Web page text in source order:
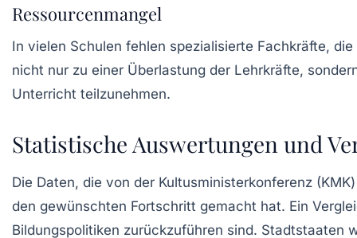
Ressourcenmangel
In vielen Schulen fehlen spezialisierte Fachkräfte,
nicht nur zu einer Überlastung der Lehrkräfte,
Unterricht teilzunehmen.
Statistische Auswertungen und
Die Daten, die von der Kultusministerkonferenz
den gewünschten Fortschritt gemacht hat. Ein
Bildungspolitiken zurückzuführen sind. Stadtstaaten